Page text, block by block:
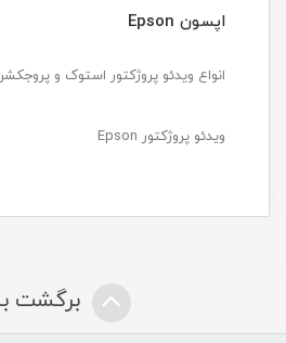
اپسون Epson
انواع ویدئو پروژکتور استوک و
ویدئو پروژکتور Epson
برگشت